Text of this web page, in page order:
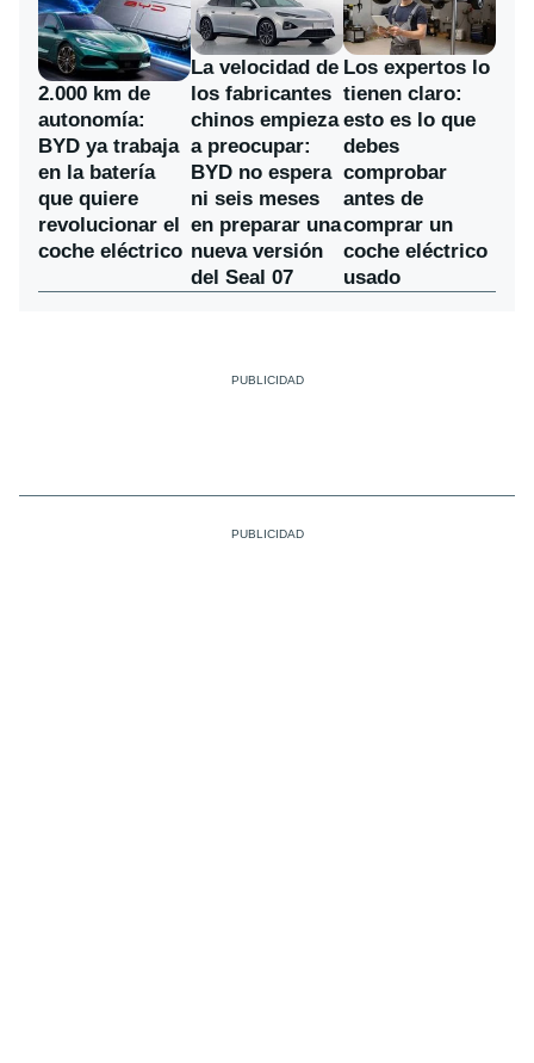
2.000 km de
autonomía:
BYD ya trabaja
en la batería
que quiere
revolucionar el
coche eléctrico
La velocidad de
los fabricantes
chinos empieza
a preocupar:
BYD no espera
ni seis meses
en preparar una
nueva versión
del Seal 07
Los expertos lo
tienen claro:
esto es lo que
debes
comprobar
antes de
comprar un
coche eléctrico
usado